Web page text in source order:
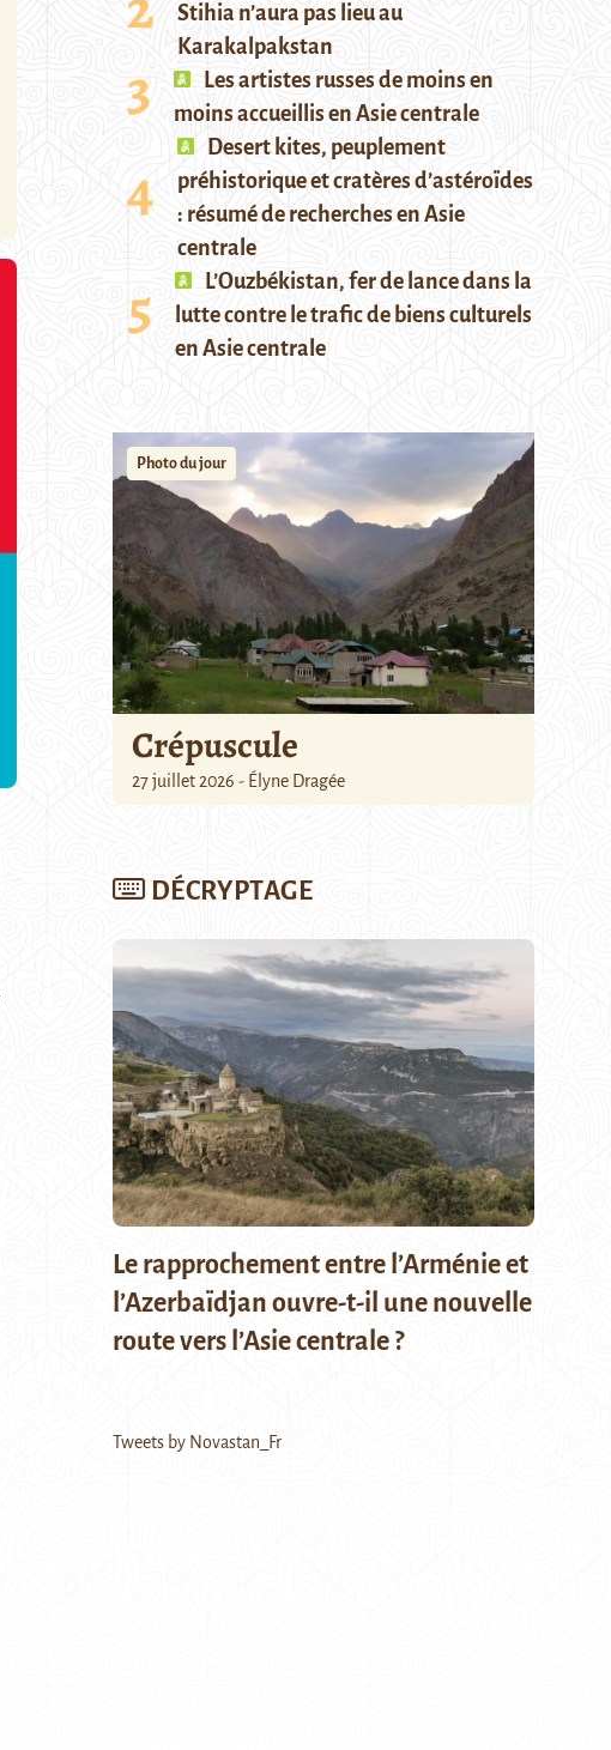
Stihia n’aura pas lieu au
Karakalpakstan
Les artistes russes de moins en
moins accueillis en Asie centrale
Desert kites, peuplement
préhistorique et cratères d’astéroïdes
: résumé de recherches en Asie
centrale
L’Ouzbékistan, fer de lance dans la
lutte contre le trafic de biens culturels
en Asie centrale
Photo du jour
Crépuscule
27 juillet 2026 - Élyne Dragée
DÉCRYPTAGE
Le rapprochement entre l’Arménie et
l’Azerbaïdjan ouvre-t-il une nouvelle
route vers l’Asie centrale ?
Tweets by Novastan_Fr